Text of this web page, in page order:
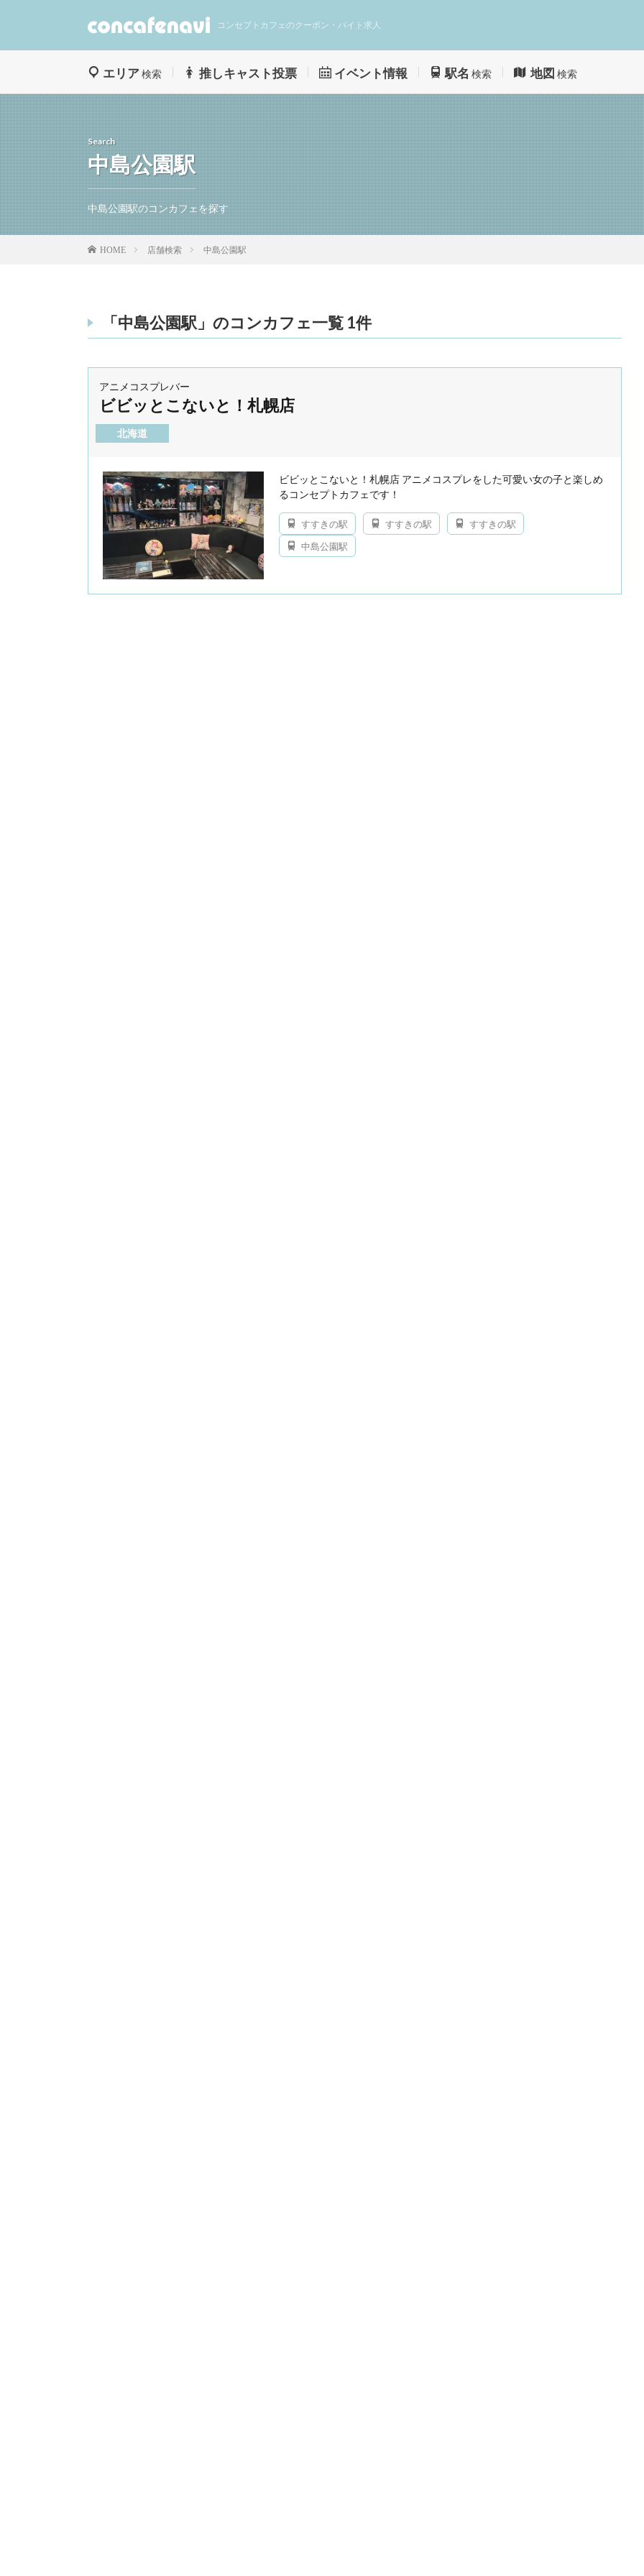
コンセプトカフェのクーポン・バイト求人
エリア検索 推しキャスト投票 イベント情報 駅名 検索 地図 検索
Search
中島公園駅
中島公園駅のコンカフェを探す
HOME 店舗検索 中島公園駅
「中島公園駅」のコンカフェ一覧 1件
アニメコスプレバー
ビビッとこないと！札幌店
北海道
ビビッとこないと！札幌店 アニメコスプレをした可愛い女の子と楽しめ
るコンセプトカフェです！
すすきの駅 すすきの駅 すすきの駅
中島公園駅